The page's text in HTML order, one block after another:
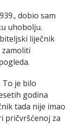
dobio sam
uhobolju.
liječnik
zamoliti
je bilo
godina
tada nije imao
pričvršćenoj za